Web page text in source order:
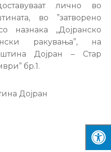
лично во
во ”затворено
назнака ,,Дојранско
ракувања”, на
Дојран – Стар
бр.1.
Дојран